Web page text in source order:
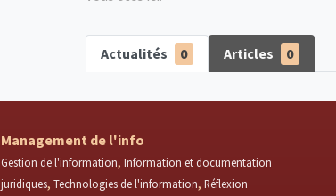
Actualités 0 Articles 0
Management de l'info
Gestion de l'information Information et documentation
juridiques Technologies de l'information Réflexion